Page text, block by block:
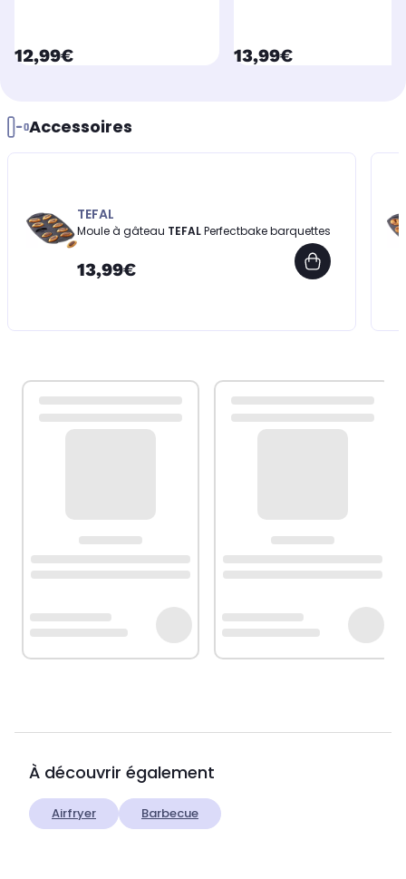
currentPrice
12,99€ currentPrice
13,99€
Accessoires
TEFAL
Moule à gâteau TEFAL Perfectbake barquettes
13,99€
À découvrir également
Airfryer Barbecue